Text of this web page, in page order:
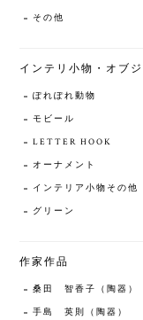
その他
インテリ小物・オブジ
ぽれぽれ動物
モビール
LETTER HOOK
オーナメント
インテリア小物その他
グリーン
作家作品
桑田 智香子（陶器）
手島 英則（陶器）